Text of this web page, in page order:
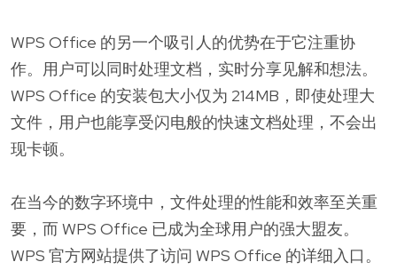
WPS Office 的另一个吸引人的优势在于它注重协
作。用户可以同时处理文档，实时分享见解和想法。
WPS Office 的安装包大小仅为 214MB，即使处理大
文件，用户也能享受闪电般的快速文档处理，不会出
现卡顿。
在当今的数字环境中，文件处理的性能和效率至关重
要，而 WPS Office 已成为全球用户的强大盟友。
WPS 官方网站提供了访问 WPS Office 的详细入口。